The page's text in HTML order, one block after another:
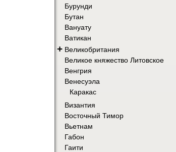
Бурунди
Бутан
Вануату
Ватикан
+ Великобритания
Великое княжество Литовское
Венгрия
Венесуэла
Каракас
Византия
Восточный Тимор
Вьетнам
Габон
Гаити